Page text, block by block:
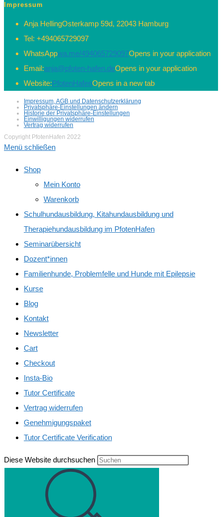
Impressum
Anja HellingOsterkamp 59d, 22043 Hamburg
Tel: +494065729097
WhatsAppwa.me/494065729097Opens in your application
Email:anja@pfoten-hafen.deOpens in your application
Website:PfotenHafenOpens in a new tab
Impressum, AGB und Datenschutzerklärung
Privatsphäre-Einstellungen ändern
Historie der Privatsphäre-Einstellungen
Einwilligungen widerrufen
Vertrag widerrufen
Copyright PfotenHafen 2022
Menü schließen
Shop
Mein Konto
Warenkorb
Schulhundausbildung, Kitahundausbildung und
Therapiehundausbildung im PfotenHafen
Seminarübersicht
Dozent*innen
Familienhunde, Problemfelle und Hunde mit Epilepsie
Kurse
Blog
Kontakt
Newsletter
Cart
Checkout
Insta-Bio
Tutor Certificate
Vertrag widerrufen
Genehmigungspaket
Tutor Certificate Verification
Diese Website durchsuchen